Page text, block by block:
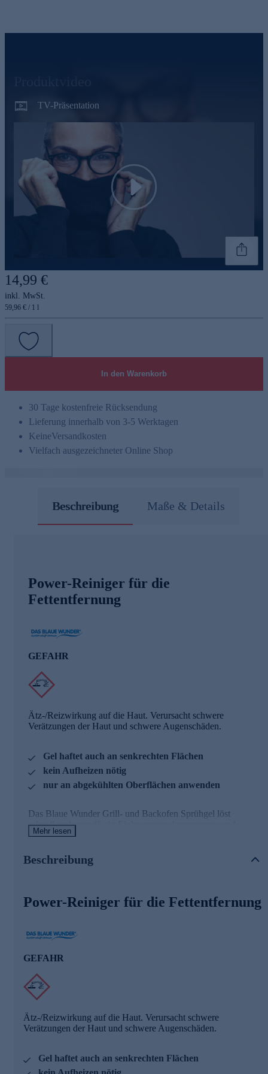
TV-Präsentation
Play
14,99 €
inkl. MwSt.
59,96 € / 1 l
In den Warenkorb
30 Tage kostenfreie Rücksendung
Lieferung innerhalb von 3-5 Werktagen
KeineVersandkosten
Vielfach ausgezeichneter Online Shop
Beschreibung Maße & Details
Power-Reiniger für die
Fettentfernung
GEFAHR
Ätz-/Reizwirkung auf die Haut. Verursacht schwere
Verätzungen der Haut und schwere Augenschäden.
Gel haftet auch an senkrechten Flächen
kein Aufheizen nötig
nur an abgekühlten Oberflächen anwenden
Das Blaue Wunder Grill- und Backofen Sprühgel löst
schnell und zuverlässig Einbrennverschmutzungen und
Fettablagerungen. Es ist geeignet für Backöfen,
Auflaufformen, Töpfe, Pfannen, Grillroste, Gartengrills,
Fritteusen, Waffeleisen, Dunstabzugshauben,
Das Grill- und Backofen Sprühgel wird Ihnen mit dem
die Reinigung ist kein Aufheizen des Backofens notwendig.
senkrechten Flächen.
Mehr lesen
Beschreibung
Power-Reiniger für die Fettentfernung
GEFAHR
Ätz-/Reizwirkung auf die Haut. Verursacht schwere
Verätzungen der Haut und schwere Augenschäden.
Gel haftet auch an senkrechten Flächen